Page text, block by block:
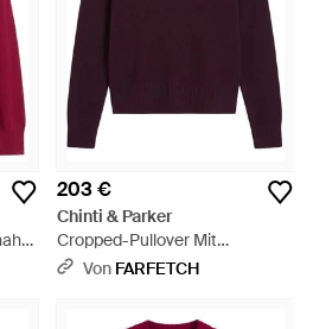
-
203 €
Chinti & Parker
Cropped-Pullover Mit
Geripptem Besatz - Lila
Von FARFETCH